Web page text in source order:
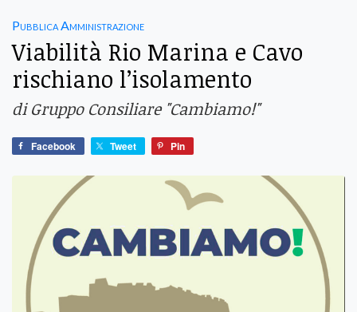
Pubblica Amministrazione
Viabilità Rio Marina e Cavo
rischiano l’isolamento
di Gruppo Consiliare "Cambiamo!"
Facebook Tweet Pin